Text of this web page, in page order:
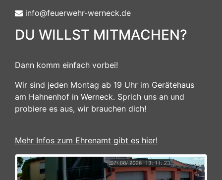
info@feuerwehr-werneck.de
DU WILLST MITMACHEN?
Dann komm einfach vorbei!
Wir sind jeden Montag ab 19 Uhr im Gerätehaus
am Hahnenhof in Werneck. Sprich uns an und
probiere es aus, wir brauchen dich!
Mehr Infos zum Ehrenamt gibt es hier!